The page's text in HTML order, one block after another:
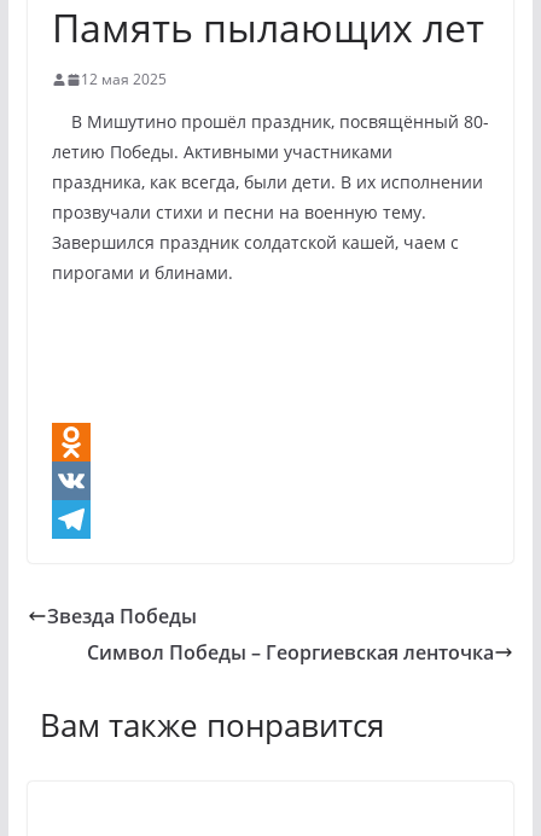
Память пылающих лет
12 мая 2025
В Мишутино прошёл праздник, посвящённый 80-
летию Победы. Активными участниками
праздника, как всегда, были дети. В их исполнении
прозвучали стихи и песни на военную тему.
Завершился праздник солдатской кашей, чаем с
пирогами и блинами.
O
d
a
V
g
Звезда Победы
Символ Победы – Георгиевская ленточка
Вам также понравится